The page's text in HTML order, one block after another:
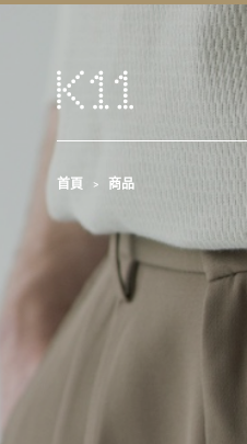
首頁 商品